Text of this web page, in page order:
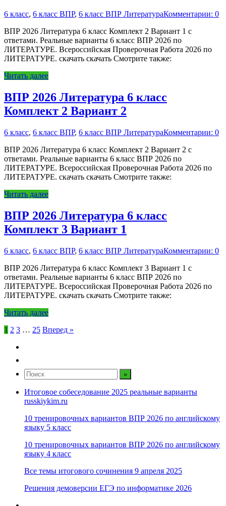
6 класс, 6 класс ВПР, 6 класс ВПР ЛитератураКомментарии: 0
ВПР 2026 Литература 6 класс Комплект 2 Вариант 1 с
ответами. Реальные варианты 6 класс ВПР 2026 по
ЛИТЕРАТУРЕ. Всероссийская Проверочная Работа 2026 по
ЛИТЕРАТУРЕ. скачать скачать Смотрите также:
Читать далее
ВПР 2026 Литература 6 класс
Комплект 2 Вариант 2
6 класс, 6 класс ВПР, 6 класс ВПР ЛитератураКомментарии: 0
ВПР 2026 Литература 6 класс Комплект 2 Вариант 2 с
ответами. Реальные варианты 6 класс ВПР 2026 по
ЛИТЕРАТУРЕ. Всероссийская Проверочная Работа 2026 по
ЛИТЕРАТУРЕ. скачать скачать Смотрите также:
Читать далее
ВПР 2026 Литература 6 класс
Комплект 3 Вариант 1
6 класс, 6 класс ВПР, 6 класс ВПР ЛитератураКомментарии: 0
ВПР 2026 Литература 6 класс Комплект 3 Вариант 1 с
ответами. Реальные варианты 6 класс ВПР 2026 по
ЛИТЕРАТУРЕ. Всероссийская Проверочная Работа 2026 по
ЛИТЕРАТУРЕ. скачать скачать Смотрите также:
Читать далее
Пагинация
записей
1 2 3 … 25 Вперед »
Итоговое собеседование 2025 реальные варианты
russkiykim.ru
10 тренировочных вариантов ВПР 2026 по английскому
языку 5 класс
10 тренировочных вариантов ВПР 2026 по английскому
языку 4 класс
Все темы итогового сочинения 9 апреля 2025
Решения демоверсии ЕГЭ по информатике 2026